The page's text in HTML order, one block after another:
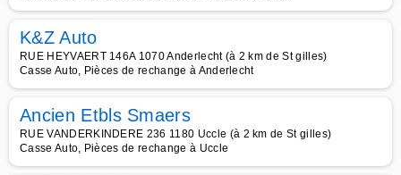
K&Z Auto
RUE HEYVAERT 146A 1070 Anderlecht (à 2 km de St gilles)
Casse Auto, Pièces de rechange à Anderlecht
Ancien Etbls Smaers
RUE VANDERKINDERE 236 1180 Uccle (à 2 km de St gilles)
Casse Auto, Pièces de rechange à Uccle